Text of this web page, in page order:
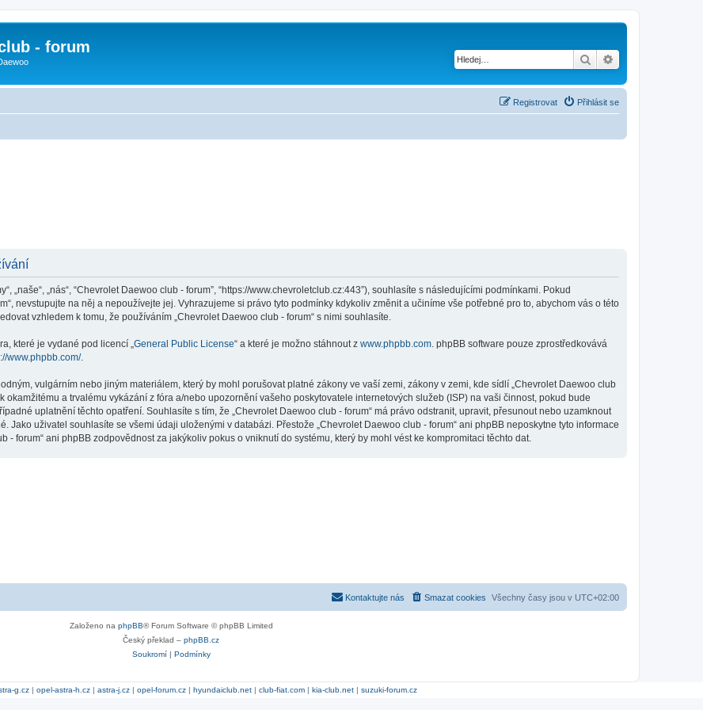
- forum
Hledat
Přihlásit se
Registrovat
„naše“, „nás“, “Chevrolet Daewoo club - forum”, “https://www.chevroletclub.cz:443”), souhlasíte s následujícími podmínkami. Pokud
nevstupujte na něj a nepoužívejte jej. Vyhrazujeme si právo tyto podmínky kdykoliv změnit a učiníme vše potřebné pro to, abychom vás o této
vzhledem k tomu, že používáním „Chevrolet Daewoo club - forum“ s nimi souhlasíte.
které je vydané pod licencí „ General Public License“ a které je možno stáhnout z www.phpbb.com . phpBB software pouze zprostředkovává
www.phpbb.com/.
vulgárním nebo jiným materiálem, který by mohl porušovat platné zákony ve vaší zemi, zákony v zemi, kde sídlí „Chevrolet Daewoo club
okamžitému a trvalému vykázání z fóra a/nebo upozornění vašeho poskytovatele internetových služeb (ISP) na vaši činnost, pokud bude
uplatnění těchto opatření. Souhlasíte s tím, že „Chevrolet Daewoo club - forum“ má právo odstranit, upravit, přesunout nebo uzamknout
Jako uživatel souhlasíte se všemi údaji uloženými v databázi. Přestože „Chevrolet Daewoo club - forum“ ani phpBB neposkytne tyto informace
forum“ ani phpBB zodpovědnost za jakýkoliv pokus o vniknutí do systému, který by mohl vést ke kompromitaci těchto dat.
Všechny časy jsou v UTC+02:00
Smazat cookies
Kontaktujte nás
Založeno na phpBB® Forum Software © phpBB Limited
Český překlad – phpBB.cz
Soukromí| Podmínky
g.cz| opel-astra-h.cz| astra-j.cz| opel-forum.cz| hyundaiclub.net| club-fiat.com| kia-club.net| suzuki-forum.cz